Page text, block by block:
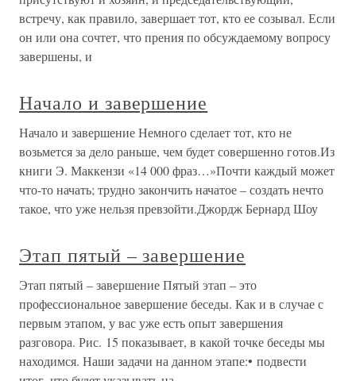
встречу, как правило, завершает тот, кто ее созывал. Если
он или она сочтет, что прения по обсуждаемому вопросу
завершены, и
Начало и завершение
Начало и завершение Немного сделает тот, кто не
возьмется за дело раньше, чем будет совершенно готов.Из
книги Э. Маккензи «14 000 фраз…»Почти каждый может
что-то начать; трудно закончить начатое – создать нечто
такое, что уже нельзя превзойти.Джордж Бернард Шоу
Этап пятый – завершение
Этап пятый – завершение Пятый этап – это
профессиональное завершение беседы. Как и в случае с
первым этапом, у вас уже есть опыт завершения
разговора. Рис. 15 показывает, в какой точке беседы мы
находимся. Наши задачи на данном этапе:• подвести